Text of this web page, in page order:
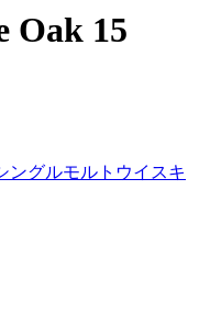
Oak 15
ングルモルトウイスキ